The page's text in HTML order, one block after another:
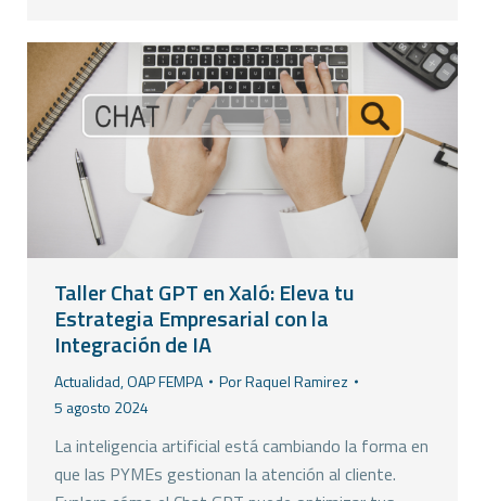
Taller Chat GPT en Xaló: Eleva tu
Estrategia Empresarial con la
Integración de IA
Actualidad,OAP FEMPA PorRaquel Ramirez
5 agosto 2024
La inteligencia artificial está cambiando la forma en
que las PYMEs gestionan la atención al cliente.